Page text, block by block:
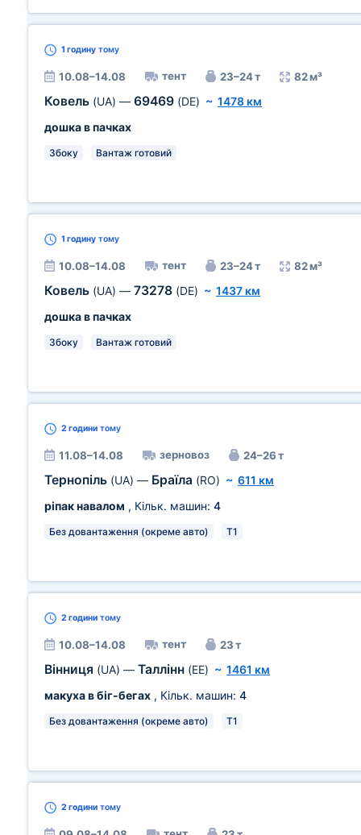
1 годину тому
10.08–14.08 тент 23–24 т 82 м³
Ковель (UA) — 69469 (DE) ~ 1478 км
дошка в пачках
Збоку Вантаж готовий
1 годину тому
10.08–14.08 тент 23–24 т 82 м³
Ковель (UA) — 73278 (DE) ~ 1437 км
дошка в пачках
Збоку Вантаж готовий
2 години тому
11.08–14.08 зерновоз 24–26 т
Тернопіль (UA) — Браїла (RO) ~ 611 км
ріпак навалом , Кільк. машин: 4
Без довантаження (окреме авто) T1
2 години тому
10.08–14.08 тент 23 т
Вінниця (UA) — Таллінн (EE) ~ 1461 км
макуха в біг-бегах , Кільк. машин: 4
Без довантаження (окреме авто) T1
2 години тому